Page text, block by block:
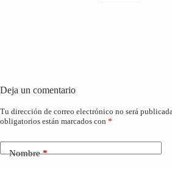
Deja un comentario
Tu dirección de correo electrónico no será
obligatorios están marcados con *
Nombre*